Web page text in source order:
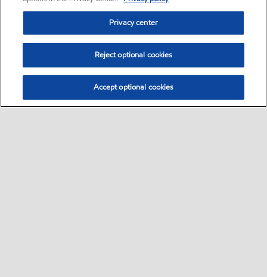
Privacy center
Reject optional cookies
Accept optional cookies